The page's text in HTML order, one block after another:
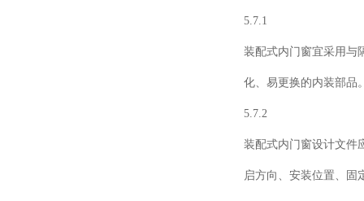
5.7.1
装配式内门窗宜采用与
化、易更换的内装部品
5.7.2
装配式内门窗设计文件
启方向、安装位置、固